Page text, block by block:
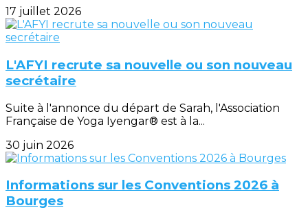
17 juillet 2026
L'AFYI recrute sa nouvelle ou son nouveau
secrétaire
Suite à l'annonce du départ de Sarah, l'Association
Française de Yoga Iyengar® est à la...
30 juin 2026
Informations sur les Conventions 2026 à
Bourges